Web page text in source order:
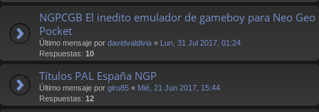
NGPCGB El inedito emulador de gameboy para Neo Geo
Pocket
Último mensaje por davidvaldivia « Lun, 31 Jul 2017, 01:24
Respuestas: 10
Títulos PAL España NGP
Último mensaje por giru85 « Mié, 21 Jun 2017, 15:44
Respuestas: 12